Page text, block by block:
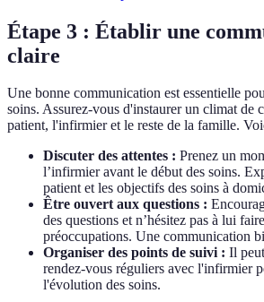
Étape 3 : Établir une
claire
Une bonne communication est essentielle
soins. Assurez-vous d'instaurer un climat de
patient, l'infirmier et le reste de la famille.
Discuter des attentes : Prenez un
l’infirmier avant le début des soins.
patient et les objectifs des soins à
Être ouvert aux questions :
des questions et n’hésitez pas à lui
préoccupations. Une communication
Organiser des points de suivi : Il
rendez-vous réguliers avec l'infirmier
l'évolution des soins.